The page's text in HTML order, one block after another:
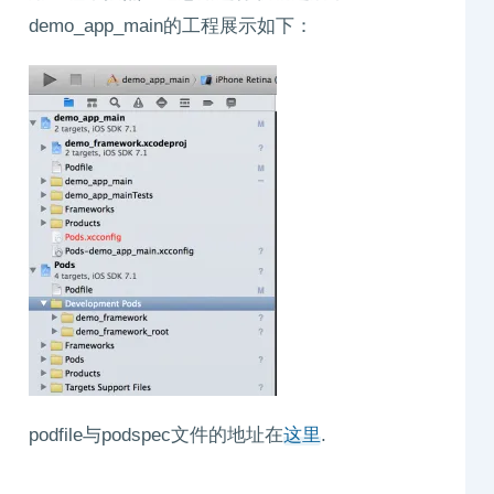
demo_app_main的工程展示如下：
podfile与podspec文件的地址在这里.